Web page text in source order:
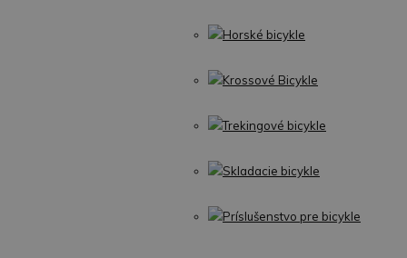
Horské bicykle
Krossové Bicykle
Trekingové bicykle
Skladacie bicykle
Príslušenstvo pre bicykle